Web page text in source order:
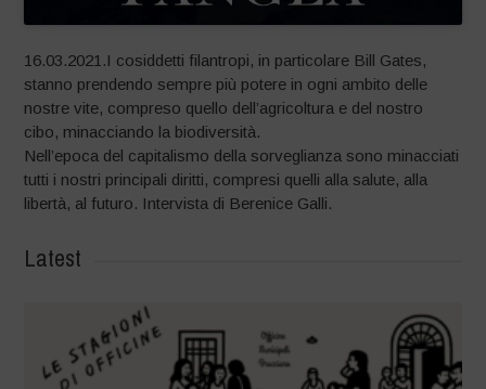
16.03.2021.I cosiddetti filantropi, in particolare Bill Gates,
stanno prendendo sempre più potere in ogni ambito delle
nostre vite, compreso quello dell’agricoltura e del nostro
cibo, minacciando la biodiversità.
Nell’epoca del capitalismo della sorveglianza sono minacciati
tutti i nostri principali diritti, compresi quelli alla salute, alla
libertà, al futuro. Intervista di Berenice Galli.
Latest